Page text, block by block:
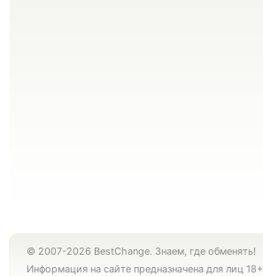
© 2007-2026 BestChange. Знаем, где обменять!
Информация на сайте предназначена для лиц 18+